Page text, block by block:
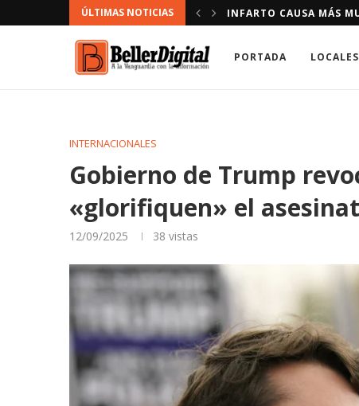
ÚLTIMAS NOTICIAS ORGANIZACIONES DE
PORTADA LOCALES
INTERNACIONALES
Gobierno de Trump
«glorifiquen» el
12/09/2025 38 vistas